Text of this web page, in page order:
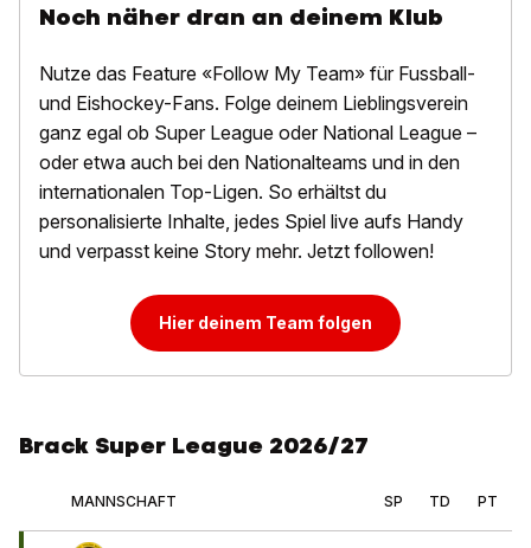
Noch näher dran an deinem Klub
Nutze das Feature «Follow My Team» für Fussball-
und Eishockey-Fans. Folge deinem Lieblingsverein
ganz egal ob Super League oder National League –
oder etwa auch bei den Nationalteams und in den
internationalen Top-Ligen. So erhältst du
personalisierte Inhalte, jedes Spiel live aufs Handy
und verpasst keine Story mehr. Jetzt followen!
Hier deinem Team folgen
Brack Super League 2026/27
MANNSCHAFT SP TD PT